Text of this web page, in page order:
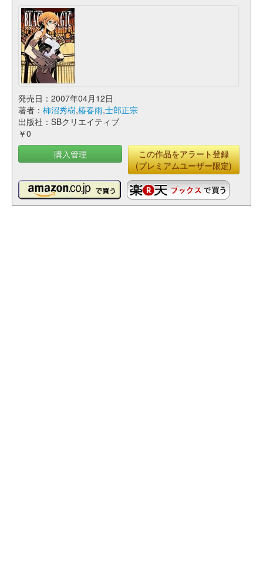
発売日：2007年04月12日
著者： 柿沼秀樹,椿春雨,士郎正宗
出版社：SBクリエイティブ
￥0
購入管理
この作品をアラート登録
(プレミアムユーザー限定)